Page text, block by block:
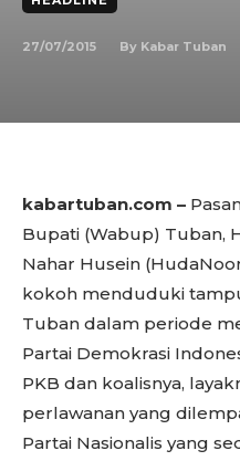
27/07/2015 By Kabar Tuban
kabartuban.com –
Bupati (Wabup) Tuban,
Nahar Husein
kokoh menduduki
Tuban dalam periode
Partai Demokrasi
PKB dan koalisnya,
perlawanan yang
Partai Nasionalis yang